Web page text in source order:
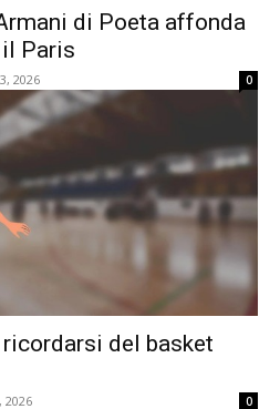
di Poeta affonda
Paris
2026 0
del basket
2026 0